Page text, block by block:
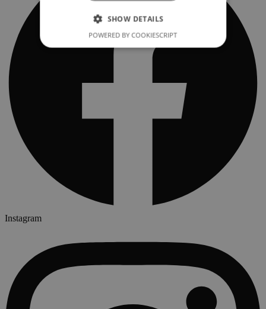
Instagram
SHOW DETAILS
POWERED BY COOKIESCRIPT